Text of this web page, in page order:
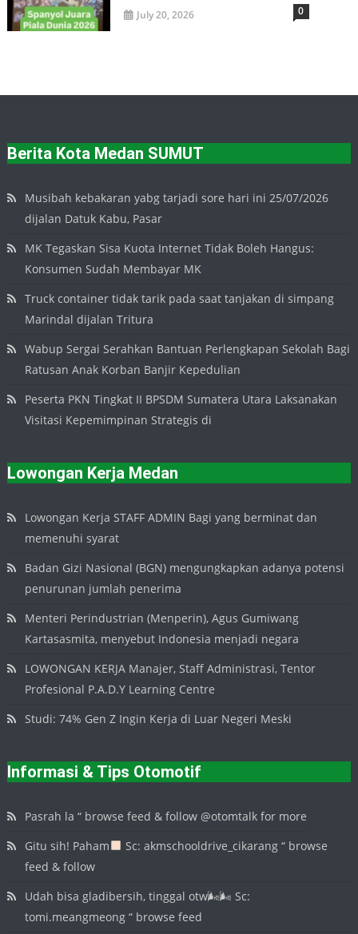
July 20, 2026 0
Berita Kota Medan SUMUT
Musibah kebakaran yabg tarjadi sore hari ini 25/07/2026
dijalan Datuk Kabu, Pasar
MK Tegaskan Sisa Kuota Internet Tidak Boleh Hangus:
Konsumen Sudah Membayar MK
Truck container tidak tarik pada saat tanjakan di simpang
Marindal dijalan Tritura
Wabup Sergai Serahkan Bantuan Perlengkapan Sekolah Bagi
Ratusan Anak Korban Banjir Kepedulian
Peserta PKN Tingkat II BPSDM Sumatera Utara Laksanakan
Visitasi Kepemimpinan Strategis di
Lowongan Kerja Medan
Lowongan Kerja STAFF ADMIN Bagi yang berminat dan
memenuhi syarat
Badan Gizi Nasional (BGN) mengungkapkan adanya potensi
penurunan jumlah penerima
Menteri Perindustrian (Menperin), Agus Gumiwang
Kartasasmita, menyebut Indonesia menjadi negara
LOWONGAN KERJA Manajer, Staff Administrasi, Tentor
Profesional P.A.D.Y Learning Centre
Studi: 74% Gen Z Ingin Kerja di Luar Negeri Meski
Informasi & Tips Otomotif
Pasrah la “ browse feed & follow @otomtalk for more
Gitu sih! Paham
Sc: akmschooldrive_cikarang “ browse
feed & follow
Udah bisa gladibersih, tinggal otw🌬🌬 Sc:
tomi.meangmeong “ browse feed